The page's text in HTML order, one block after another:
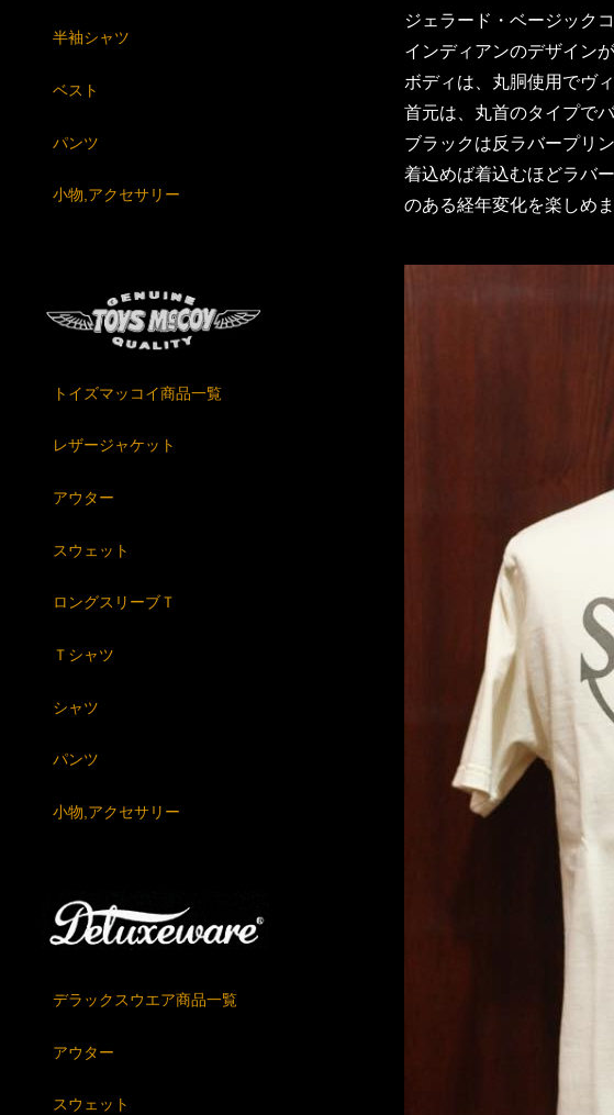
ジェラード・ベージック
インディアンのデザイン
ボディは、丸胴使用でヴ
首元は、丸首のタイプで
ブラックは反ラバープリ
着込めば着込むほどラバ
のある経年変化を楽しめま
半袖シャツ
ベスト
パンツ
小物,アクセサリー
トイズマッコイ商品一覧
レザージャケット
アウター
スウェット
ロングスリーブＴ
Ｔシャツ
シャツ
パンツ
小物,アクセサリー
デラックスウエア商品一覧
アウター
スウェット